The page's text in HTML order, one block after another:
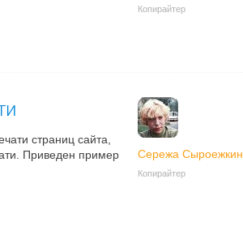
Копирайтер
страниц сайта,
Приведен пример
Сережа Сыроежкин
Копирайтер